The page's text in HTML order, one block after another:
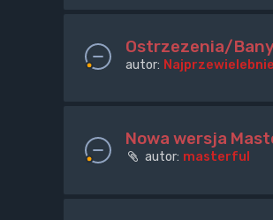
Ostrzezenia/
autor:
Nowa wersja
autor: masterful